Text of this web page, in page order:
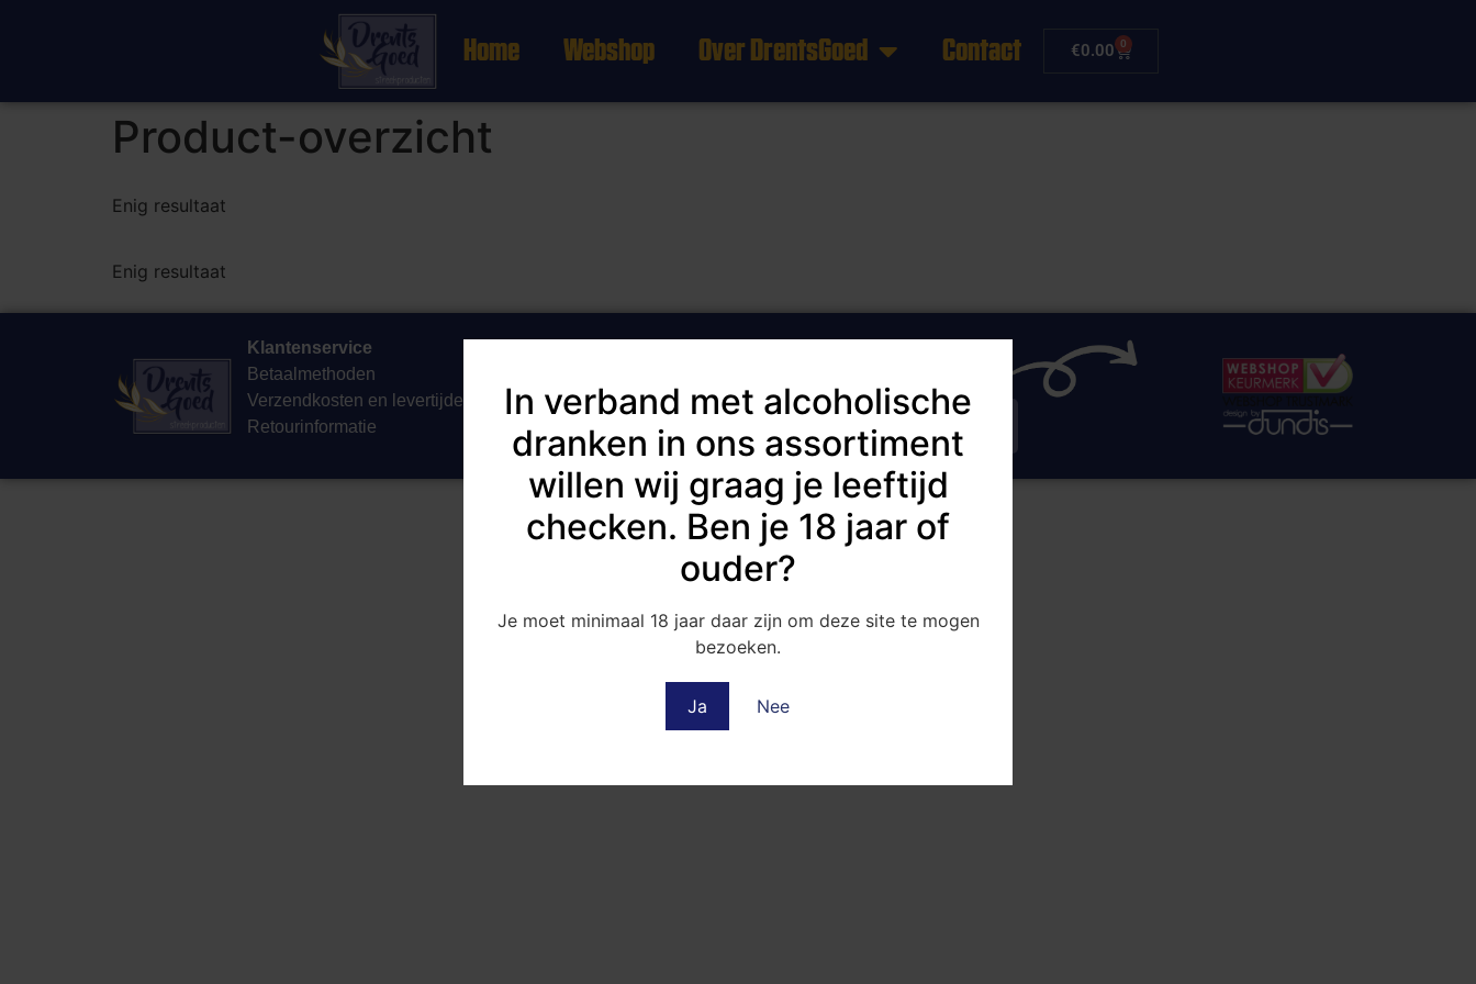
In verband met alcoholische
dranken in ons assortiment
willen wij graag je leeftijd
checken. Ben je 18 jaar of
ouder?
Je moet minimaal 18 jaar daar zijn om deze site te mogen
bezoeken.
Ja Nee
Home Webshop Over DrentsGoed Contact €0.00 0
Product-overzicht
Enig resultaat
Enig resultaat
Klantenservice
Betaalmethoden
Verzendkosten en levertijden
Retourinformatie
Disclaimer
Aansluiten als producent?